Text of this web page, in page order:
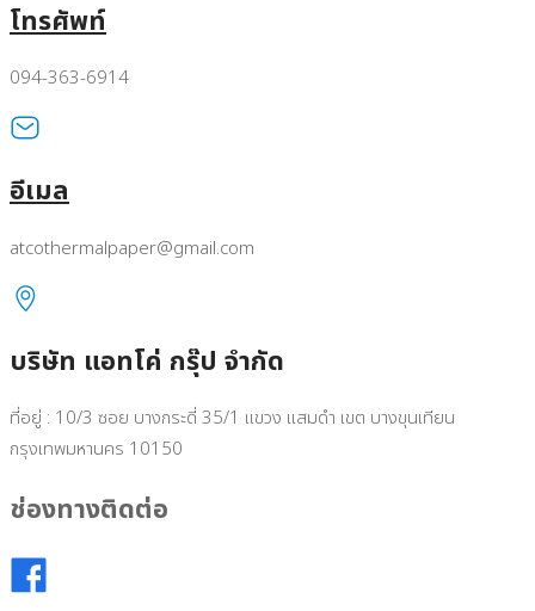
โทรศัพท์
094-363-6914
อีเมล
atcothermalpaper@gmail.com
บริษัท แอทโค่ กรุ๊ป จำกัด
ที่อยู่ : 10/3 ซอย บางกระดี่ 35/1 แขวง แสมดำ เขต บางขุนเทียน
กรุงเทพมหานคร 10150
ช่องทางติดต่อ